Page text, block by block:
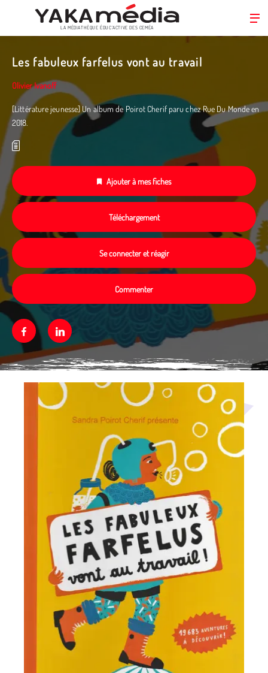
principal
LA MÉDIATHÈQUE ÉDUC’ACTIVE DES CEMÉA
Les fabuleux farfelus vont au travail
Olivier Ivanoff
[Littérature jeunesse] Un album de Poirot Cherif paru chez Rue Du Monde en
2018.
Ajouter à mes fiches
Téléchargement
Se connecter et réagir
Commenter
FacebookLinkedin
Média secondaire